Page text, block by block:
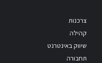
צרכנות
קהילה
שיווק באינטרנט
תחבורה